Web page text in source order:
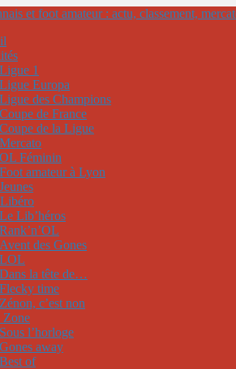
Ligue 1
Ligue Europa
Ligue des Champions
Coupe de France
Coupe de la Ligue
Mercato
OL Féminin
Foot amateur à Lyon
Jeunes
Le Lib’héros
Rank’n’OL
Avent des Gones
Dans la tête de…
Flecky time
Zénon, c’est non
Zone
Sous l’horloge
Gones away
Best of